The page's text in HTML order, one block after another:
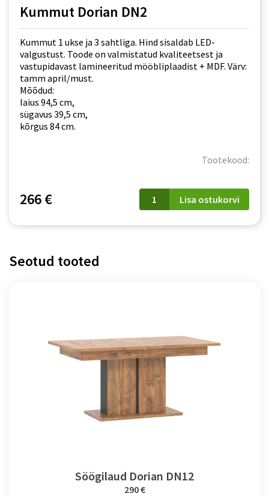
Kummut Dorian DN2
Kummut 1 ukse ja 3 sahtliga. Hind sisaldab LED-
valgustust. Toode on valmistatud kvaliteetsest ja
vastupidavast lamineeritud mööbliplaadist + MDF. Värv:
tamm april/must.
Mõõdud:
laius 94,5 cm,
sügavus 39,5 cm,
kõrgus 84 cm.
Tootekood:
266 €
Kummut
Dorian
kogus
Lisa ostukorvi
Seotud tooted
Söögilaud Dorian DN12
290 €